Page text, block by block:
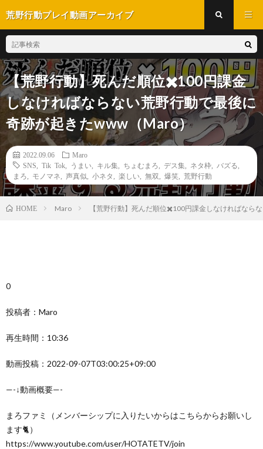
荒野行動プレイ動画アーカイブ
【荒野行動】死んだ順位✖️100円課金
しなければならない荒野行動で最後に
奇跡が起きたwww（Maro）
2022.09.06
Maro
SNS
Tik Tok うまい キル集 ちょむまろ デス集 ネタ枠 バズる
まろ
モノマネ 声真似 小ネタ 楽しい 無双 爆笑 荒野行動
HOME Maro 【荒野行動】死んだ順位✖️100円課金しなければなら
0
投稿者：Maro
再生時間：10:36
動画投稿：2022-09-07T03:00:25+09:00
—-↓動画概要—-
まろファミ（メンバーシップに入りたいからはこちらからお願いし
ます🐈）
https://www.youtube.com/user/HOTATETV/join